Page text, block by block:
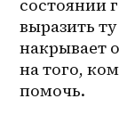
состоянии
выразить
накрывает
на того,
помочь.